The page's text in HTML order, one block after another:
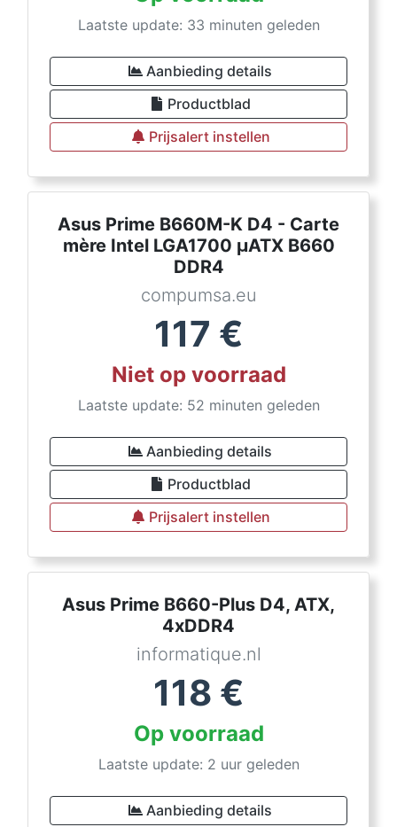
Laatste update: 33 minuten geleden
Aanbieding details
Productblad
Prijsalert instellen
Asus Prime B660M-K D4 - Carte
mère Intel LGA1700 µATX B660
DDR4
compumsa.eu
117 €
Niet op voorraad
Laatste update: 52 minuten geleden
Aanbieding details
Productblad
Prijsalert instellen
Asus Prime B660-Plus D4, ATX,
4xDDR4
informatique.nl
118 €
Op voorraad
Laatste update: 2 uur geleden
Aanbieding details